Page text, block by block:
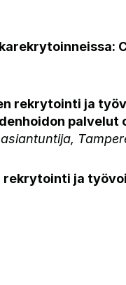
rekrytointi ja
palvelut
rekrytointi ja